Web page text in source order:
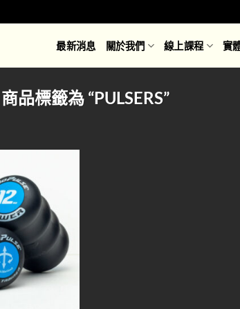
最新消息 關於我們 線上課程 實
商品標籤為 “PULSERS”
wishlist